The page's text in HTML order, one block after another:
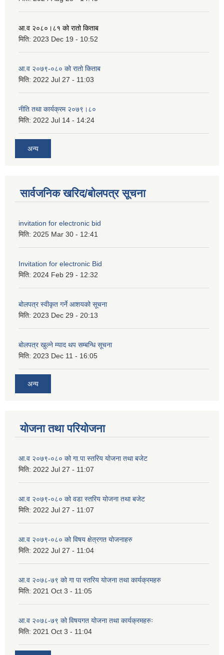
आ.व २०८०।८१ को रातो किताब
मिति: 2023 Dec 19 - 10:52
आ.व २०७९-०८० को रातो किताब
मिति: 2022 Jul 27 - 11:03
नीति तथा कार्यक्रम २०७९।८०
मिति: 2022 Jul 14 - 14:24
अन्य
सार्वजनिक खरिद/बोलपत्र सूचना
invitation for electronic bid
मिति: 2025 Mar 30 - 12:41
Invitation for electronic Bid
मिति: 2024 Feb 29 - 12:32
बोलपत्र स्वीकृत गर्ने आशयको सूचना
मिति: 2023 Dec 29 - 20:13
बोलपत्र खुल्ने म्याद थप सम्बन्धि सूचना
मिति: 2023 Dec 11 - 16:05
अन्य
योजना तथा परियोजना
आ.व २०७९-०८० को गा.पा स्तरिय योजना तथा बजेट
मिति: 2022 Jul 27 - 11:07
आ.व २०७९-०८० को वडा स्तरिय योजना तथा बजेट
मिति: 2022 Jul 27 - 11:07
आ.व २०७९-०८० को विषय क्षेत्रगत योजनाहरु
मिति: 2022 Jul 27 - 11:04
आ.व २०७८-७९ को गा पा स्तरिय योजना तथा कार्यक्रमहरु
मिति: 2021 Oct 3 - 11:05
आ.व २०७८-७९ को विषयगत योजना तथा कार्यक्रमहरुः
मिति: 2021 Oct 3 - 11:04